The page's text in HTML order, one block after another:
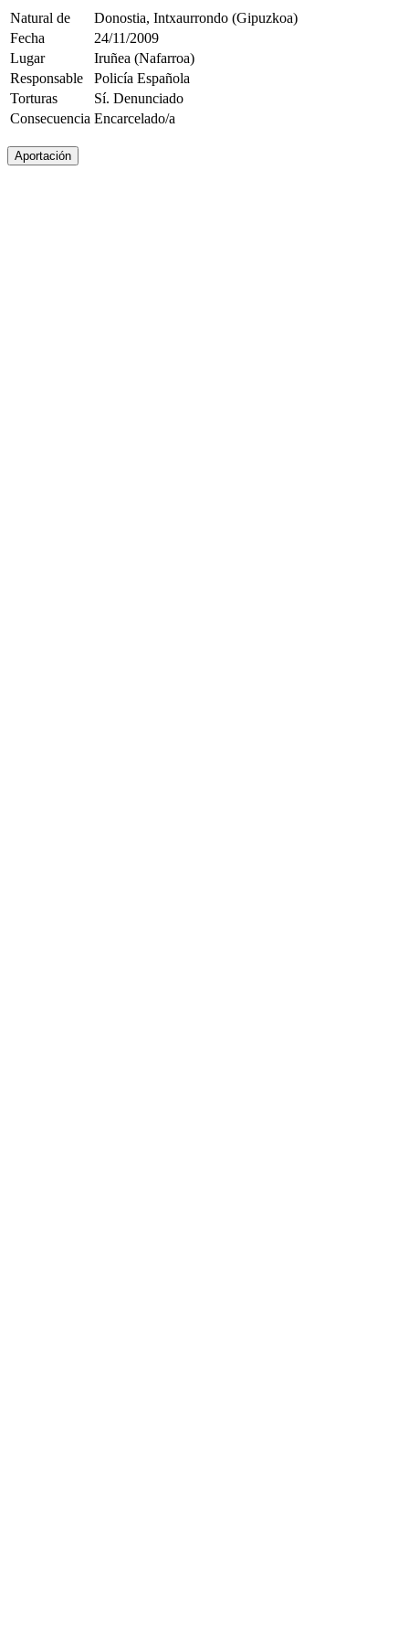
Natural de
Donostia, Intxaurrondo (Gipuzkoa)
Fecha
24/11/2009
Lugar
Iruñea (Nafarroa)
Responsable
Policía Española
Torturas
Sí. Denunciado
Consecuencia Encarcelado/a